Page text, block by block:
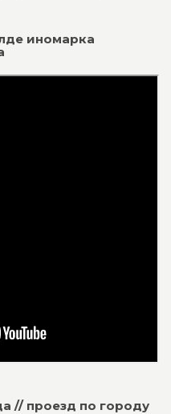
иномарка
// проезд по городу